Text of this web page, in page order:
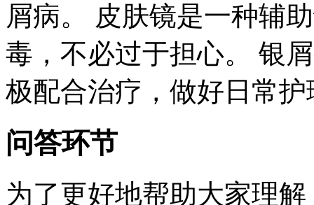
屑病。 皮肤镜是一种辅
毒，不必过于担心。 银
极配合治疗，做好日常
问答环节
为了更好地帮助大家理